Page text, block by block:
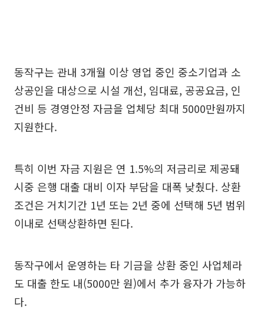
동작구는 관내 3개월 이상 영업 중인 중소기업과 소
상공인을 대상으로 시설 개선, 임대료, 공공요금, 인
건비 등 경영안정 자금을 업체당 최대 5000만원까지
지원한다.
특히 이번 자금 지원은 연 1.5%의 저금리로 제공돼
시중 은행 대출 대비 이자 부담을 대폭 낮췄다. 상환
조건은 거치기간 1년 또는 2년 중에 선택해 5년 범위
이내로 선택상환하면 된다.
동작구에서 운영하는 타 기금을 상환 중인 사업체라
도 대출 한도 내(5000만 원)에서 추가 융자가 가능하
다.